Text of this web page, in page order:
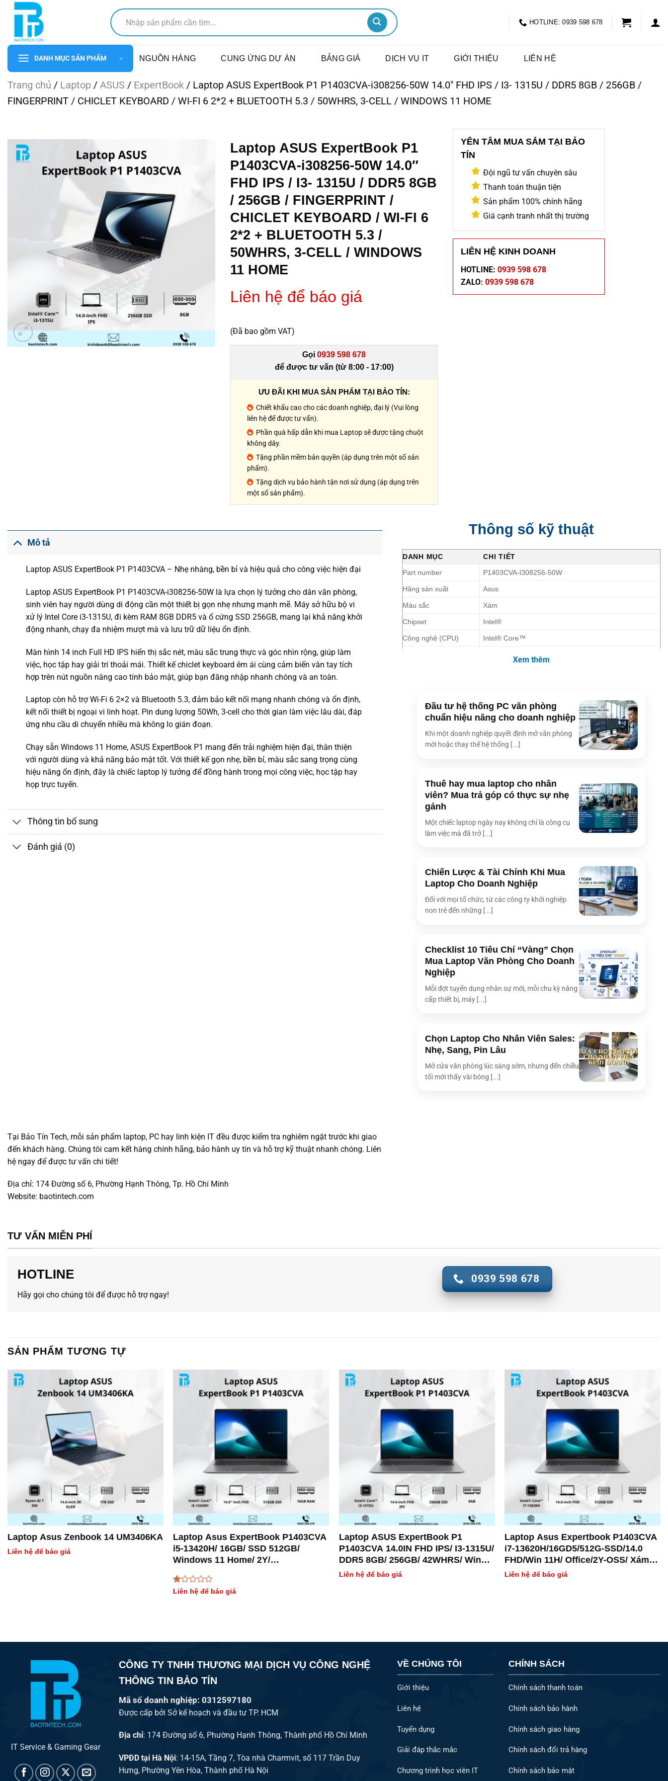
Chuyển
dung
kiếm:
HOTLINE: 0939 598 678
DANH MỤC SẢN PHẨM NGUỒN HÀNG CUNG ỨNG DỰ ÁN BẢNG GIÁ DỊCH VỤ IT GIỚI THIỆU LIÊN HỆ
Trang chủ / Laptop / ASUS / ExpertBook / Laptop ASUS ExpertBook P1 P1403CVA-i308256-50W 14.0″ FHD IPS / I3- 1315U / DDR5 8GB / 256GB /
FINGERPRINT / CHICLET KEYBOARD / WI-FI 6 2*2 + BLUETOOTH 5.3 / 50WHRS, 3-CELL / WINDOWS 11 HOME
Laptop ASUS ExpertBook P1
P1403CVA-i308256-50W 14.0″
FHD IPS / I3- 1315U / DDR5 8GB
/ 256GB / FINGERPRINT /
CHICLET KEYBOARD / WI-FI 6
2*2 + BLUETOOTH 5.3 /
50WHRS, 3-CELL / WINDOWS
11 HOME
Liên hệ để báo giá
(Đã bao gồm VAT)
Gọi 0939 598 678
để được tư vấn (từ 8:00 - 17:00)
ƯU ĐÃI KHI MUA SẢN PHẨM TẠI BẢO TÍN:
Chiết khấu cao cho các doanh nghiệp, đại lý (Vui lòng
liên hệ để được tư vấn).
Phần quà hấp dẫn khi mua Laptop sẽ được tặng chuột
không dây.
Tặng phần mềm bản quyền (áp dụng trên một số sản
phẩm).
Tặng dịch vụ bảo hành tận nơi sử dụng (áp dụng trên
một số sản phẩm).
YÊN TÂM MUA SẮM TẠI BẢO
TÍN
Đội ngũ tư vấn chuyên sâu
Thanh toán thuận tiện
Sản phẩm 100% chính hãng
Giá cạnh tranh nhất thị trường
LIÊN HỆ KINH DOANH
HOTLINE: 0939 598 678
ZALO: 0939 598 678
Mô tả
Laptop ASUS ExpertBook P1 P1403CVA – Nhẹ nhàng, bền bỉ và hiệu quả cho công việc hiện đại
Laptop ASUS ExpertBook P1 P1403CVA-i308256-50W là lựa chọn lý tưởng cho dân văn phòng,
sinh viên hay người dùng di động cần một thiết bị gọn nhẹ nhưng mạnh mẽ. Máy sở hữu bộ vi
xử lý Intel Core i3-1315U, đi kèm RAM 8GB DDR5 và ổ cứng SSD 256GB, mang lại khả năng khởi
động nhanh, chạy đa nhiệm mượt mà và lưu trữ dữ liệu ổn định.
Màn hình 14 inch Full HD IPS hiển thị sắc nét, màu sắc trung thực và góc nhìn rộng, giúp làm
việc, học tập hay giải trí thoải mái. Thiết kế chiclet keyboard êm ái cùng cảm biến vân tay tích
hợp trên nút nguồn nâng cao tính bảo mật, giúp bạn đăng nhập nhanh chóng và an toàn.
Laptop còn hỗ trợ Wi-Fi 6 2×2 và Bluetooth 5.3, đảm bảo kết nối mạng nhanh chóng và ổn định,
kết nối thiết bị ngoại vi linh hoạt. Pin dung lượng 50Wh, 3-cell cho thời gian làm việc lâu dài, đáp
ứng nhu cầu di chuyển nhiều mà không lo gián đoạn.
Chạy sẵn Windows 11 Home, ASUS ExpertBook P1 mang đến trải nghiệm hiện đại, thân thiện
với người dùng và khả năng bảo mật tốt. Với thiết kế gọn nhẹ, bền bỉ, màu sắc sang trọng cùng
hiệu năng ổn định, đây là chiếc laptop lý tưởng để đồng hành trong mọi công việc, học tập hay
họp trực tuyến.
Thông tin bổ sung
Đánh giá (0)
Thông số kỹ thuật
DANH MỤC
CHI TIẾT
Part number
P1403CVA-I308256-50W
Hãng sản xuất Asus
Màu sắc Xám
Chipset Intel®
Công nghệ (CPU) Intel® Core™
Số luồng 8
Hệ điều hành Windows 10 Home
Số Ram 1x8GB
Card đồ họa (VGA) Intel® UHD Graphics
Kích thước màn hình
14.0 inch FHD, 16:9, Wide view, Anti-glare, 300nits,
45% NTSC, Tỷ lệ màn hình so với máy 87%, LED
backlit
Âm thanh Âm thanh Dirac, Loa tích hợp, Microphone tích hợp
2x USB 3.2 Gen 1 Type-A, 2x USB 3.2 Gen 2 Type-C
support display / power delivery, 1 x HDMI 1.4, 1 x
3.5mm Combo Audio Jack
Bàn phím laptop Bàn phím dạng Chiclet
Kích thước 32.45 x 21.44 x 1.97 ~ 1.97 cm
Trọng lượng
Bảo hành 24 tháng
Loại ổ cứng SSD M.2 2280 NVMe™ PCIe® 4.0
Dung lượng Ổ cứng 256GB SSD M.2 2280 NVMe™ PCIe® 4.0
Chip xử lí (CPU)
Intel® Core™ i3-1315U (Bộ nhớ đệm 10M, lên đến 4,50
Dung lượng Ram 8GB DDR5 SO-DIMM (1x8GB)
Xem thêm
Đầu tư hệ thống PC văn phòng
chuẩn hiệu năng cho doanh nghiệp
Khi một doanh nghiệp quyết định mở văn phòng
mới hoặc thay thế hệ thống [...]
Thuê hay mua laptop cho nhân
viên? Mua trả góp có thực sự nhẹ
gánh
Một chiếc laptop ngày nay không chỉ là công cụ
làm việc mà đã trở [...]
Chiến Lược & Tài Chính Khi Mua
Laptop Cho Doanh Nghiệp
Đối với mọi tổ chức, từ các công ty khởi nghiệp
non trẻ đến những [...]
Checklist 10 Tiêu Chí “Vàng” Chọn
Mua Laptop Văn Phòng Cho Doanh
Nghiệp
Mỗi đợt tuyển dụng nhân sự mới, mỗi chu kỳ nâng
cấp thiết bị, máy [...]
Chọn Laptop Cho Nhân Viên Sales:
Nhẹ, Sang, Pin Lâu
Mở cửa văn phòng lúc sáng sớm, nhưng đến chiều
tối mới thấy vài bóng [...]
Tại Bảo Tín Tech, mỗi sản phẩm laptop, PC hay linh kiện IT đều được kiểm tra nghiêm ngặt trước khi giao
đến khách hàng. Chúng tôi cam kết hàng chính hãng, bảo hành uy tín và hỗ trợ kỹ thuật nhanh chóng. Liên
hệ ngay để được tư vấn chi tiết!
Địa chỉ: 174 Đường số 6, Phường Hạnh Thông, Tp. Hồ Chí Minh
Website: baotintech.com
TƯ VẤN MIỄN PHÍ
HOTLINE
Hãy gọi cho chúng tôi để được hỗ trợ ngay!
0939 598 678
SẢN PHẨM TƯƠNG TỰ
Laptop Asus Zenbook 14 UM3406KA
Liên hệ để báo giá
Laptop Asus ExpertBook P1403CVA
i5-13420H/ 16GB/ SSD 512GB/
Windows 11 Home/ 2Y/
Được
Liên hệ để báo giá
Laptop ASUS ExpertBook P1
P1403CVA 14.0IN FHD IPS/ I3-1315U/
DDR5 8GB/ 256GB/ 42WHRS/ Win
11H/ 2Y
Liên hệ để báo giá
Laptop Asus Expertbook P1403CVA
i7-13620H/16GD5/512G-SSD/14.0
FHD/Win 11H/ Office/2Y-OSS/ Xám /
P1403CVA-I716-63WS
Liên hệ để báo giá
IT Service & Gaming Gear
CÔNG TY TNHH THƯƠNG MẠI DỊCH VỤ CÔNG NGHỆ
THÔNG TIN BẢO TÍN
Mã số doanh nghiệp: 0312597180
Được cấp bởi Sở kế hoạch và đầu tư TP. HCM
Địa chỉ: 174 Đường số 6, Phường Hạnh Thông, Thành phố Hồ Chí Minh
VPĐD tại Hà Nội: 14-15A, Tầng 7, Tòa nhà Charmvit, số 117 Trần Duy
Hưng, Phường Yên Hòa, Thành phố Hà Nội
VỀ CHÚNG TÔI
Giới thiệu
Liên hệ
Tuyển dụng
Giải đáp thắc mắc
Chương trình học viên IT
CHÍNH SÁCH
Chính sách thanh toán
Chính sách bảo hành
Chính sách giao hàng
Chính sách đổi trả hàng
Chính sách bảo mật